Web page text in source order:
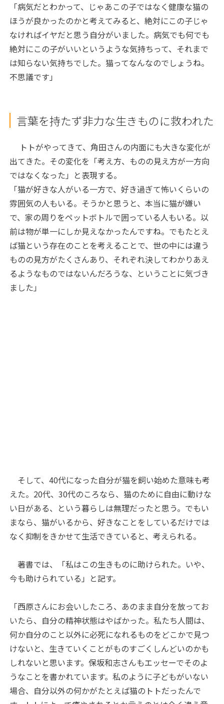
「病気だとわかって、じゃあこの子ではなく健康な猫の
ほうが良かったのかと考えてみると、絶対にこの子じゃ
なければイヤだと思う自分がいました。病気でも何でも
絶対にこの子がいいというような気持ちって、それまで
は知らない気持ちでした。猫ってなんなのでしょうね。
不思議です」
言葉を持たず非力な生きものに救われた
トトがやってきて、角田さんの内面にも大きな変化が
出てきた。その変化を「考え方、ものの見え方が一方向
ではなくなった」と表現する。
「猫が好きな人がいる一方で、好き過ぎて怖いくらいの
雰囲気の人もいる。そうかと思うと、本当に猫が嫌い
で、家の周りをペットボトルで囲っている人もいる。以
前は物が単一にしか見えなかったんですね。でもたとえ
ば猫という存在のことを考えることで、世の中には違う
ものの見方がたくさんあり、それぞれ決してわかりあえ
るようなものではないんだろうな、ということに気づき
ました」
そして、40代になった自分が猫を飼い始めた意味も考
えた。20代、30代のころなら、猫のために自由に動けな
い日がある、という暮らしは無理だったと思う。でもい
まなら、猫がいるから、好きなことをしているだけでは
なく抑制をきかせて生活できていると、考えられる。
著書では、「私はこの生きものに助けられた。いや、
今も助けられている」と記す。
「西原さんにお会いしたころ、あのまま自分を放ってお
いたら、自分の精神状態はやばかった。私たち人間は、
何か自分のこと以外に必死になれるものをどこかで見つ
けないと、生きていくことがものすごくしんどいのかも
しれないと思います。保坂和志さんもエッセーでそのよ
うなことを書かれています。私のように子どもがいない
場合、自分以外の何かがたとえば猫のトトだったんで